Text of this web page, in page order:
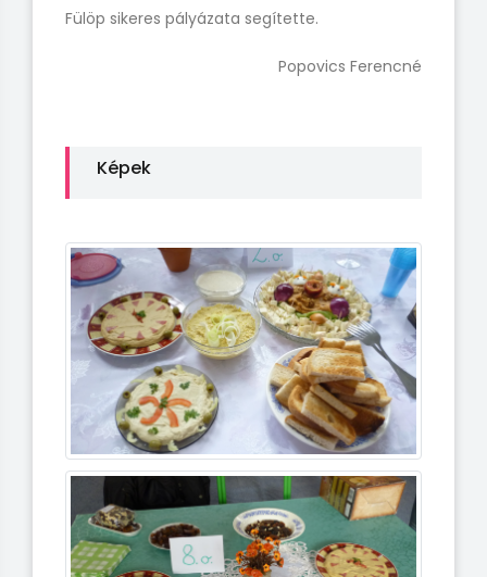
Fülöp sikeres pályázata segítette.
Popovics Ferencné
Képek